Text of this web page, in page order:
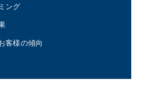
ング
客様の傾向